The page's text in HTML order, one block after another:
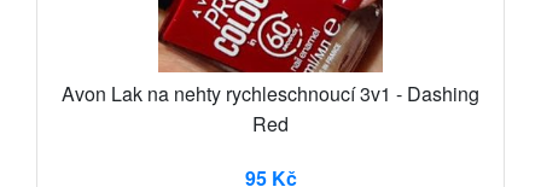
Avon Lak na nehty rychleschnoucí 3v1 - Dashing
Red
95 Kč